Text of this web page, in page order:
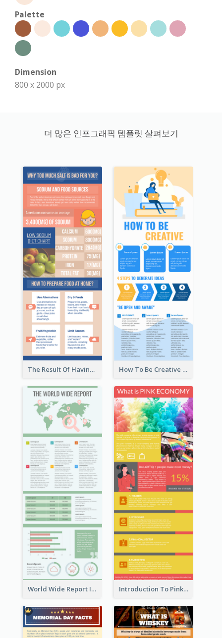
Palette
Dimension
800 x 2000 px
더 많은 인포그래픽 템플릿 살펴보기
The Result Of Having Excessive Salt Infographic Design How To Be Creative Infographic
World Wide Report Infographic Introduction To Pink Economy Infographic